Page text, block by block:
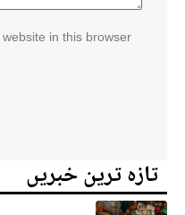
in this browser
تازہ ترین خبریں